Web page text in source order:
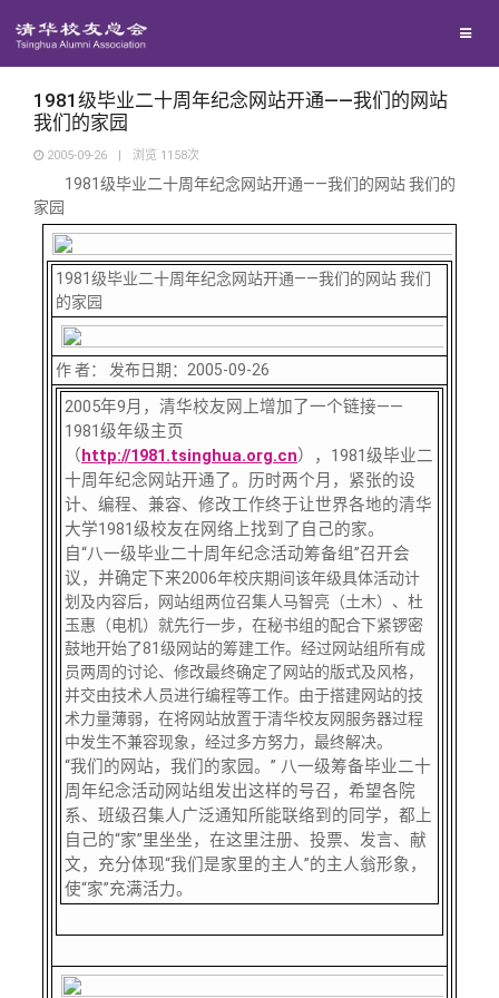
地区联络
年级联络
院系校友工作
兴趣群体
回馈母校
捐赠项目
捐赠新闻
捐赠方法
媒体平台
《清华校友通讯》
我要订阅
百年清华
清华故事
校友文苑
校友讲坛
校友视界
终身学习
三创大赛
实用信息
校友总会
会长致辞
总会章程
理事会名单
制度法规
联系我们
关闭
1981级毕业二十周年纪念网站开通——我们的网站
我们的家园
2005-09-26 | 浏览 1158次
1981级毕业二十周年纪念网站开通——我们的网站 我们的
家园
1981级毕业二十周年纪念网站开通——我们的网站 我们
的家园
作 者： 发布日期：2005-09-26
2005年9月，清华校友网上增加了一个链接——
1981级年级主页
（http://1981.tsinghua.org.cn），1981级毕业二
十周年纪念网站开通了。历时两个月，紧张的设
计、编程、兼容、修改工作终于让世界各地的清华
大学1981级校友在网络上找到了自己的家。
自“八一级毕业二十周年纪念活动筹备组”召开会
议，并确定下来2006年校庆期间该年级具体活动计
划及内容后，网站组两位召集人马智亮（土木）、杜
玉惠（电机）就先行一步，在秘书组的配合下紧锣密
鼓地开始了81级网站的筹建工作。经过网站组所有成
员两周的讨论、修改最终确定了网站的版式及风格，
并交由技术人员进行编程等工作。由于搭建网站的技
术力量薄弱，在将网站放置于清华校友网服务器过程
中发生不兼容现象，经过多方努力，最终解决。
“我们的网站，我们的家园。” 八一级筹备毕业二十
周年纪念活动网站组发出这样的号召，希望各院
系、班级召集人广泛通知所能联络到的同学，都上
自己的“家”里坐坐，在这里注册、投票、发言、献
文，充分体现“我们是家里的主人”的主人翁形象，
使“家”充满活力。